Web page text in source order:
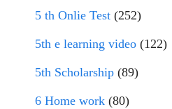
5 th Onlie Test (252)
5th e learning video (122)
5th Scholarship (89)
6 Home work (80)